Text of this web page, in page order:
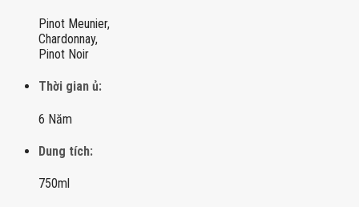
Pinot Meunier,
Chardonnay,
Pinot Noir
Thời gian ủ:
6 Năm
Dung tích:
750ml